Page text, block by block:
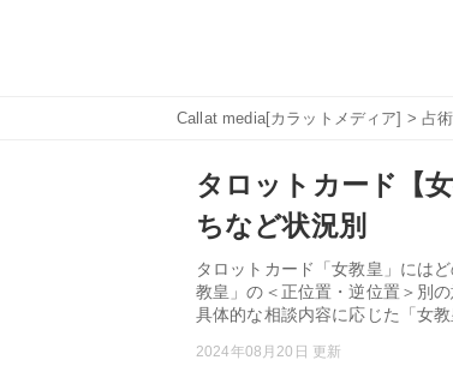
Callat media[カラットメディア] >占術
タロットカード【
ちなど状況別
タロットカード「女教皇」には
教皇」の＜正位置・逆位置＞別
具体的な相談内容に応じた「女
2024年08月20日 更新